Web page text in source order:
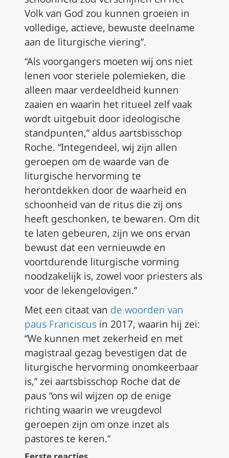
Volk van God zou kunnen groeien in
volledige, actieve, bewuste deelname
aan de liturgische viering”.
“Als voorgangers moeten wij ons niet
lenen voor steriele polemieken, die
alleen maar verdeeldheid kunnen
zaaien en waarin het ritueel zelf vaak
wordt uitgebuit door ideologische
standpunten,” aldus aartsbisschop
Roche. “Integendeel, wij zijn allen
geroepen om de waarde van de
liturgische hervorming te
herontdekken door de waarheid en
schoonheid van de ritus die zij ons
heeft geschonken, te bewaren. Om dit
te laten gebeuren, zijn we ons ervan
bewust dat een vernieuwde en
voortdurende liturgische vorming
noodzakelijk is, zowel voor priesters als
voor de lekengelovigen.”
Met een citaat van de woorden van
paus Franciscus in 2017, waarin hij zei:
“We kunnen met zekerheid en met
magistraal gezag bevestigen dat de
liturgische hervorming onomkeerbaar
is,” zei aartsbisschop Roche dat de
paus “ons wil wijzen op de enige
richting waarin we vreugdevol
geroepen zijn om onze inzet als
pastores te keren.”